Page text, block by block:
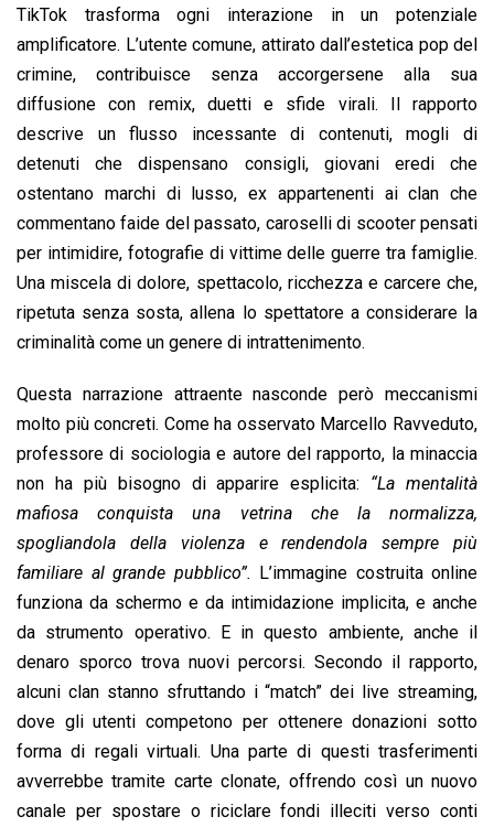
TikTok trasforma ogni interazione in un potenziale
amplificatore. L’utente comune, attirato dall’estetica pop del
crimine, contribuisce senza accorgersene alla sua
diffusione con remix, duetti e sfide virali. Il rapporto
descrive un flusso incessante di contenuti, mogli di
detenuti che dispensano consigli, giovani eredi che
ostentano marchi di lusso, ex appartenenti ai clan che
commentano faide del passato, caroselli di scooter pensati
per intimidire, fotografie di vittime delle guerre tra famiglie.
Una miscela di dolore, spettacolo, ricchezza e carcere che,
ripetuta senza sosta, allena lo spettatore a considerare la
criminalità come un genere di intrattenimento.
Questa narrazione attraente nasconde però meccanismi
molto più concreti. Come ha osservato Marcello Ravveduto,
professore di sociologia e autore del rapporto, la minaccia
non ha più bisogno di apparire esplicita: “La mentalità
mafiosa conquista una vetrina che la normalizza,
spogliandola della violenza e rendendola sempre più
familiare al grande pubblico”. L’immagine costruita online
funziona da schermo e da intimidazione implicita, e anche
da strumento operativo. E in questo ambiente, anche il
denaro sporco trova nuovi percorsi. Secondo il rapporto,
alcuni clan stanno sfruttando i “match” dei live streaming,
dove gli utenti competono per ottenere donazioni sotto
forma di regali virtuali. Una parte di questi trasferimenti
avverrebbe tramite carte clonate, offrendo così un nuovo
canale per spostare o riciclare fondi illeciti verso conti